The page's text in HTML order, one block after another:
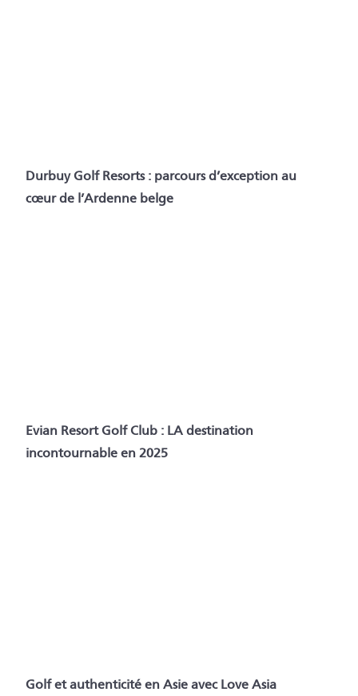
Durbuy Golf Resorts : parcours d’exception au
cœur de l’Ardenne belge
Evian Resort Golf Club : LA destination
incontournable en 2025
Golf et authenticité en Asie avec Love Asia